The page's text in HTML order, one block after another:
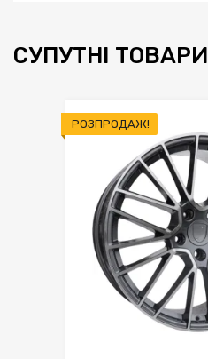
СУПУТНІ ТОВАРИ
РОЗПРОДАЖ!